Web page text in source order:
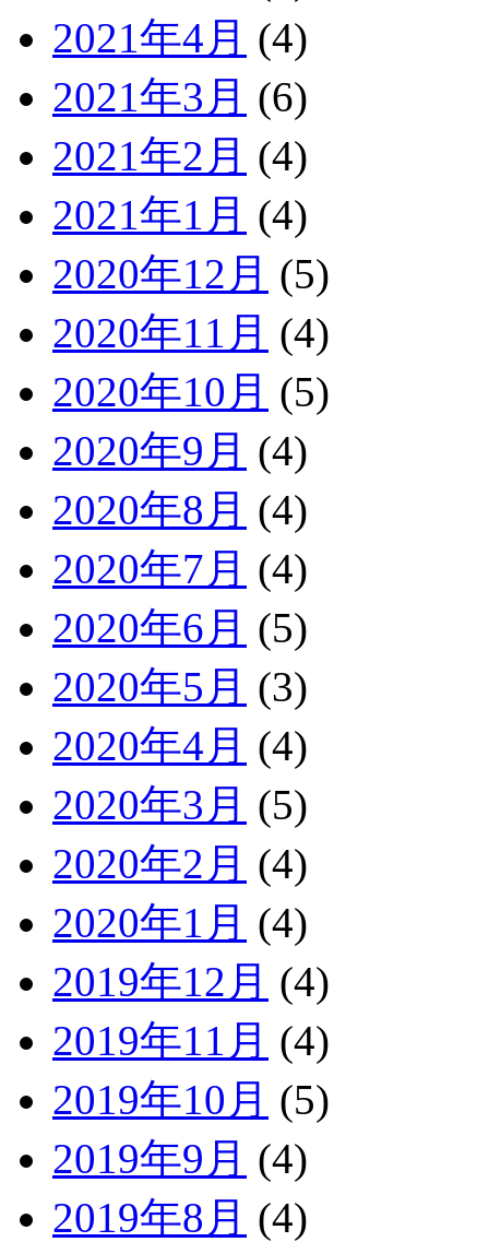
2021年4月 (4)
2021年3月 (6)
2021年2月 (4)
2021年1月 (4)
2020年12月 (5)
2020年11月 (4)
2020年10月 (5)
2020年9月 (4)
2020年8月 (4)
2020年7月 (4)
2020年6月 (5)
2020年5月 (3)
2020年4月 (4)
2020年3月 (5)
2020年2月 (4)
2020年1月 (4)
2019年12月 (4)
2019年11月 (4)
2019年10月 (5)
2019年9月 (4)
2019年8月 (4)